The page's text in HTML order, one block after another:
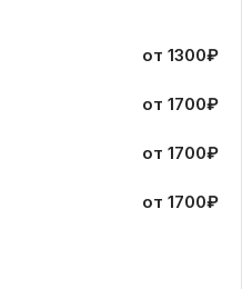
от 1300₽
от 1700₽
от 1700₽
от 1700₽